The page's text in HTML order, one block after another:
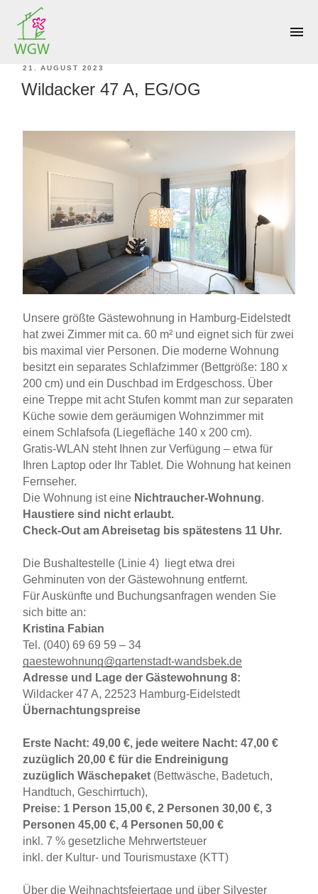
menu
KATEGORIE:
VERÖFFENTLICHT
AM
21. AUGUST 2023
Wildacker 47 A, EG/OG
Unsere größte Gästewohnung in Hamburg-Eidelstedt
hat zwei Zimmer mit ca. 60 m² und eignet sich für zwei
bis maximal vier Personen. Die moderne Wohnung
besitzt ein separates Schlafzimmer (Bettgröße: 180 x
200 cm) und ein Duschbad im Erdgeschoss. Über
eine Treppe mit acht Stufen kommt man zur separaten
Küche sowie dem geräumigen Wohnzimmer mit
einem Schlafsofa (Liegefläche 140 x 200 cm).
Gratis-WLAN steht Ihnen zur Verfügung – etwa für
Ihren Laptop oder Ihr Tablet. Die Wohnung hat keinen
Fernseher.
Die Wohnung ist eine Nichtraucher-Wohnung.
Haustiere sind nicht erlaubt.
Check-Out am Abreisetag bis spätestens 11 Uhr.
Die Bushaltestelle (Linie 4) liegt etwa drei
Gehminuten von der Gästewohnung entfernt.
Für Auskünfte und Buchungsanfragen wenden Sie
sich bitte an:
Kristina Fabian
Tel. (040) 69 69 59 – 34
gaestewohnung@gartenstadt-wandsbek.de
Adresse und Lage der Gästewohnung 8:
Wildacker 47 A, 22523 Hamburg-Eidelstedt
Übernachtungspreise
Erste Nacht: 49,00 €, jede weitere Nacht: 47,00 €
zuzüglich 20,00 € für die Endreinigung
zuzüglich Wäschepaket (Bettwäsche, Badetuch,
Handtuch, Geschirrtuch),
Preise: 1 Person 15,00 €, 2 Personen 30,00 €, 3
Personen 45,00 €, 4 Personen 50,00 €
inkl. 7 % gesetzliche Mehrwertsteuer
inkl. der Kultur- und Tourismustaxe (KTT)
Über die Weihnachtsfeiertage und über Silvester